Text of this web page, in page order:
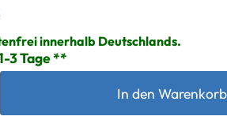
innerhalb Deutschlands.
3 Tage
In den Warenkorb